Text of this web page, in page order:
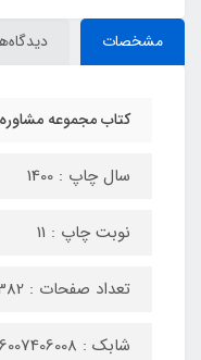
مشخصات
کتاب مجموعه
سال چاپ : 1400
نوبت چاپ : 11
تعداد صفحات : 382
شابک : 9786007406008